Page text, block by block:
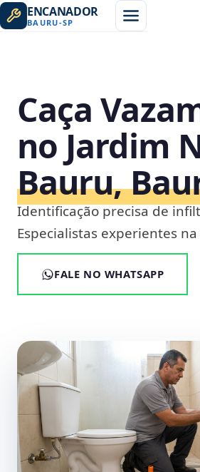
ENCANADOR
BAURU-SP
Caça
no Jardim
Bauru,
Identificação precisa de
Especialistas experientes
FALE NO WHATSAPP